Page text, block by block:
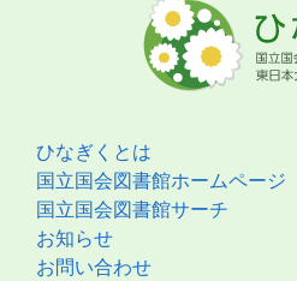
ひなぎくとは
国立国会図書館ホームページ
国立国会図書館サーチ
お知らせ
お問い合わせ